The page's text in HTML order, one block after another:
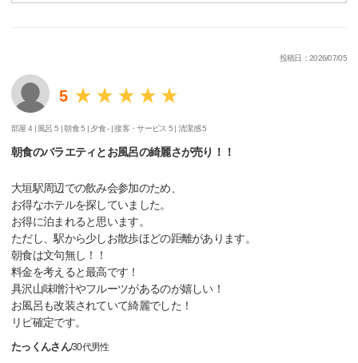
投稿日：2026/07/05
5
部屋 4 | 風呂 5 |朝食 5 | 夕食 - |接客・サービス 5 |清潔感 5
朝食のバラエティとお風呂の綺麗さが売り！！
大垣駅周辺での飲み会参加のため、
お得なホテルを探していました。
お得に泊まれると思います。
ただし、駅から少しお散歩ほどの距離があります。
朝食は文句無し！！
料金を考えると最高です！
具沢山味噌汁やフルーツがあるのが嬉しい！
お風呂も改装されていて綺麗でした！
リピ確定です。
たっくんさん/30代男性